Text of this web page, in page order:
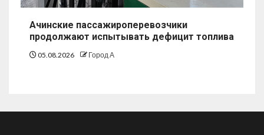
Ачинские пассажироперевозчики
продолжают испытывать дефицит топлива
05.08.2026 Город А